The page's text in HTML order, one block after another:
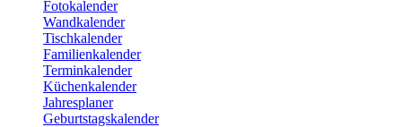
Fotokalender
Wandkalender
Tischkalender
Familienkalender
Terminkalender
Küchenkalender
Jahresplaner
Geburtstagskalender